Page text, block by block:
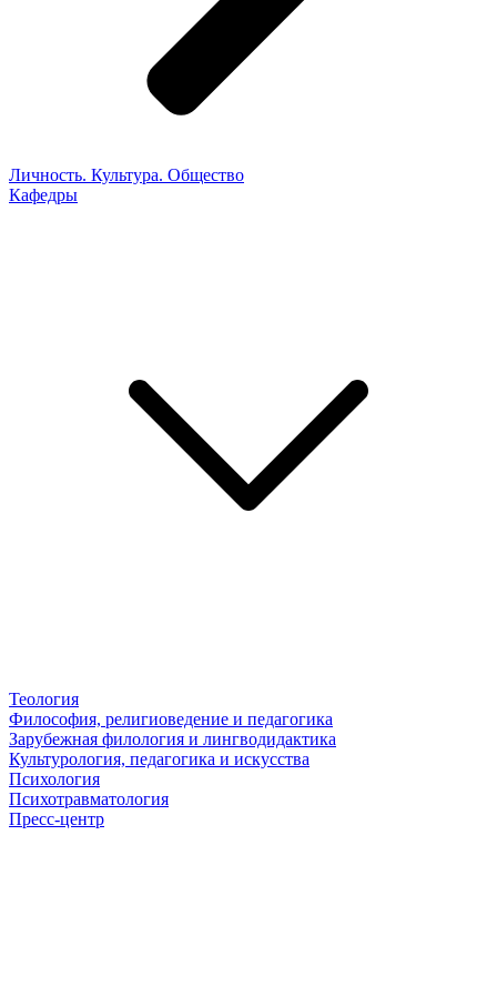
Личность. Культура. Общество
Кафедры
Теология
Философия, религиоведение и педагогика
Зарубежная филология и лингводидактика
Культурология, педагогика и искусства
Психология
Психотравматология
Пресс-центр